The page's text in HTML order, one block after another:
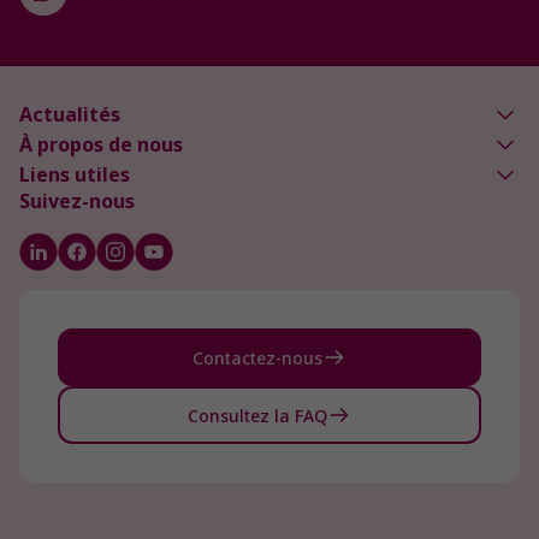
Actualités
À propos de nous
Liens utiles
Suivez-nous
Contactez-nous
Consultez la FAQ